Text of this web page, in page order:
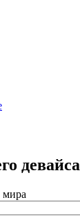
девайса
мира